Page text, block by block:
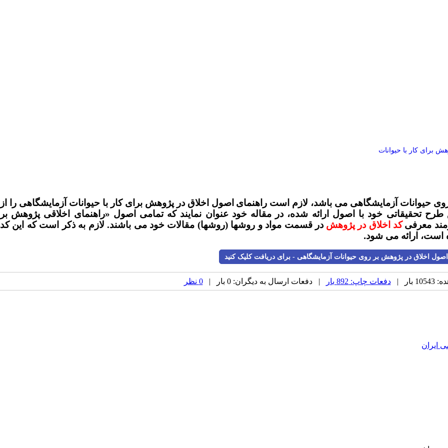
برای کار با حیوانات
حیوانات آزمایشگاهی می باشد، لازم است راهنمای اصول اخلاق در پژوهش برای کار با حیوانات آزمایشگاهی را از
تحقیقاتی خود با اصول ارائه شده، در مقاله خود عنوان نمایند که تمامی اصول «راهنمای اخلاقی پژوهش بر
معرفی کد اخلاق در پژوهش در قسمت مواد و روشها (روشها) مقالات خود می باشند. لازم به ذکر است که این کد
ارائه می شود.
اصول اخلاق در پژوهش بر روی حیوانات آزمایشگاهی - برای دریافت کلیک کنید
بار | دفعات چاپ: 892 بار | دفعات ارسال به دیگران: 0 بار | 0 نظر
ایران